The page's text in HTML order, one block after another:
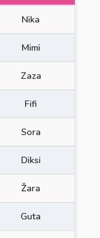
Nika
Mimi
Zaza
Fifi
Sora
Diksi
Žara
Guta